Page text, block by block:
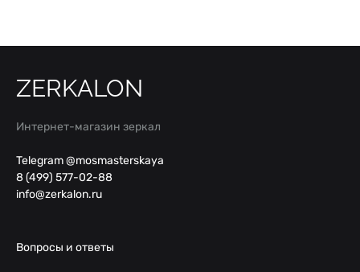
ZERKALON
Интернет-магазин зеркал
Telegram @mosmasterskaya
8 (499) 577-02-88
info@zerkalon.ru
Вопросы и ответы